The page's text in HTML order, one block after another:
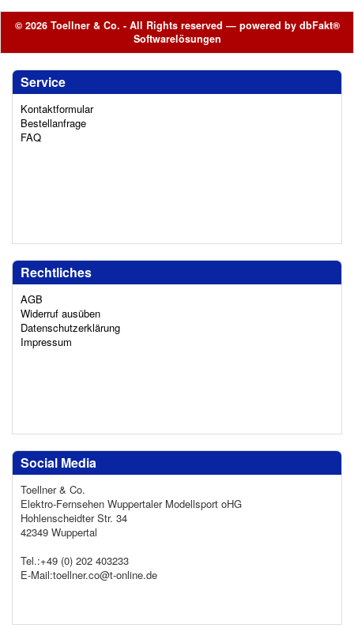
© 2026 Toellner & Co. - All Rights reserved — powered by dbFakt®
Softwarelösungen
Service
Kontaktformular
Bestellanfrage
FAQ
Rechtliches
AGB
Widerruf ausüben
Datenschutzerklärung
Impressum
Social Media
Toellner & Co.
Elektro-Fernsehen Wuppertaler Modellsport oHG
Hohlenscheidter Str. 34
42349 Wuppertal
Tel.:+49 (0) 202 403233
E-Mail:toellner.co@t-online.de